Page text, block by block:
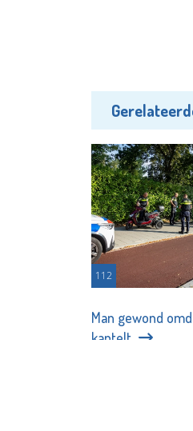
112
Man gewond
kantelt